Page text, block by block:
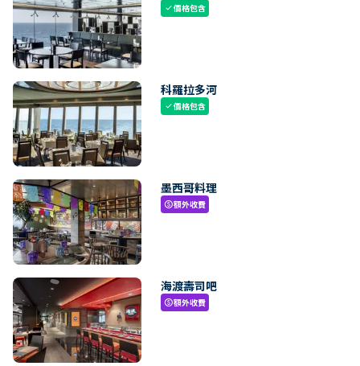
check價格包含
科羅拉多河
check價格包含
墨西哥料理
paid額外收費
海渡壽司吧
paid額外收費